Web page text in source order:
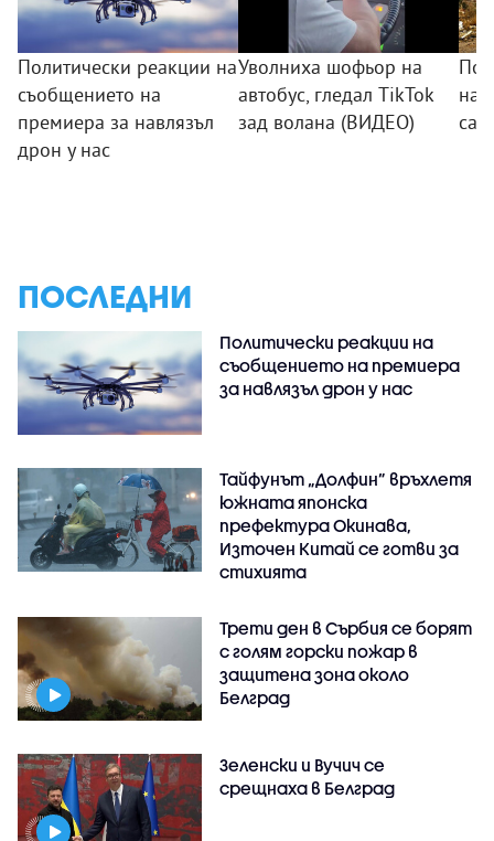
Политически реакции на
съобщението на
премиера за навлязъл
дрон у нас
Уволниха шофьор на
автобус, гледал TikTok
зад волана (ВИДЕО)
на
са
ПОСЛЕДНИ
Политически реакции на
съобщението на премиера
за навлязъл дрон у нас
Тайфунът „Долфин” връхлетя
южната японска
префектура Окинава,
Източен Китай се готви за
стихията
Трети ден в Сърбия се борят
с голям горски пожар в
защитена зона около
Белград
Зеленски и Вучич се
срещнаха в Белград